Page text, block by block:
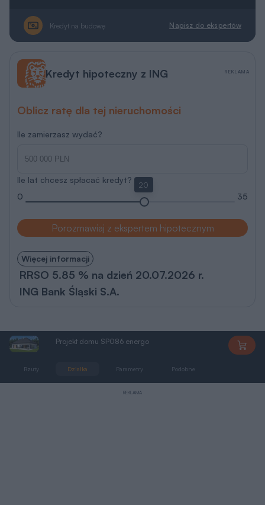
Kredyt na budowę Napisz do ekspertów
Kredyt hipoteczny z ING
Oblicz ratę dla tej nieruchomości
Ile zamierzasz wydać?
Ile lat chcesz spłacać kredyt?
0
20
35
Porozmawiaj z ekspertem hipotecznym
Więcej informacji
RRSO 5.85 % na dzień 20.07.2026 r.
ING Bank Śląski S.A.
REKLAMA
Projekt domu SP086 energo
Rzuty Działka Parametry Podobne
REKLAMA